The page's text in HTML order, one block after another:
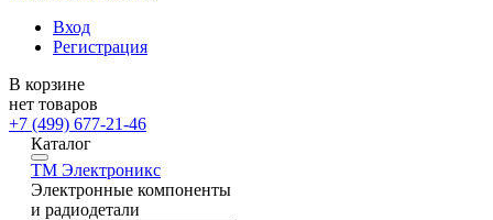
Вход
Регистрация
В корзине
нет товаров
+7 (499) 677-21-46
Каталог
TM Электроникс
Электронные компоненты
и радиодетали